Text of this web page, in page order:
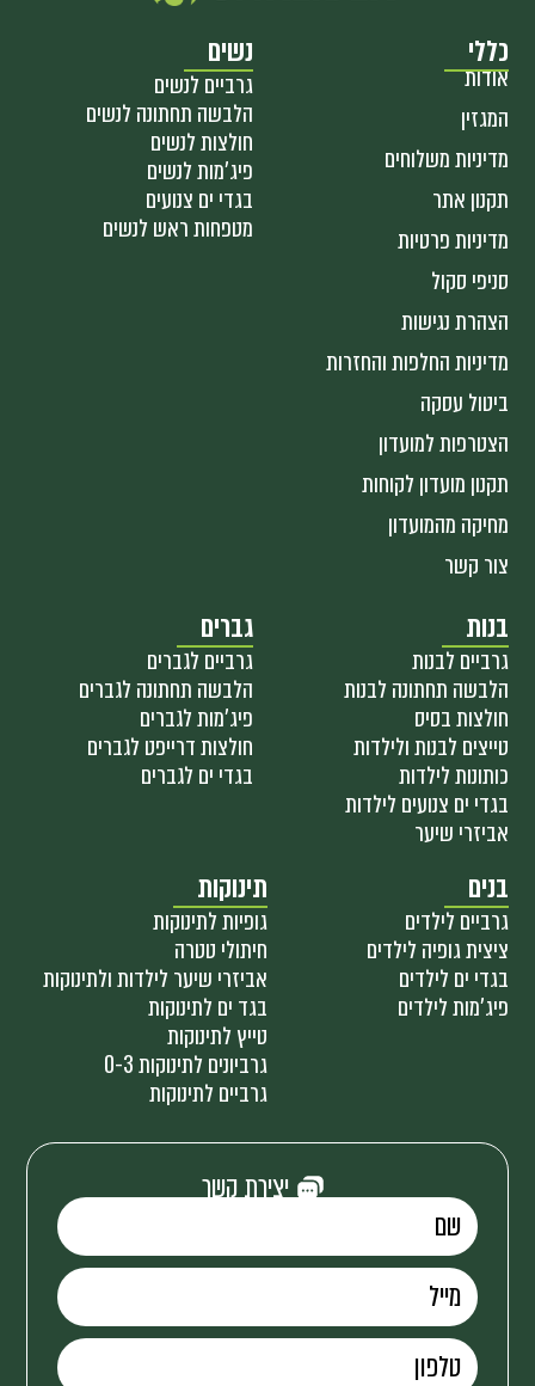
כללי
אודות
המגזין
מדיניות משלוחים
תקנון אתר
מדיניות פרטיות
סניפי סקול
הצהרת נגישות
מדיניות החלפות והחזרות
ביטול עסקה
הצטרפות למועדון
תקנון מועדון לקוחות
מחיקה מהמועדון
צור קשר
נשים
גרביים לנשים
הלבשה תחתונה לנשים
חולצות לנשים
פיג'מות לנשים
בגדי ים צנועים
מטפחות ראש לנשים
בנות
גרביים לבנות
הלבשה תחתונה לבנות
חולצות בסיס
טייצים לבנות ולילדות
כותונות לילדות
בגדי ים צנועים לילדות
אביזרי שיער
גברים
גרביים לגברים
הלבשה תחתונה לגברים
פיג'מות לגברים
חולצות דרייפט לגברים
בגדי ים לגברים
בנים
גרביים לילדים
ציצית גופיה לילדים
בגדי ים לילדים
פיג'מות לילדים
תינוקות
גופיות לתינוקות
חיתולי טטרה
אביזרי שיער לילדות ולתינוקות
בגד ים לתינוקות
טייץ לתינוקות
גרביונים לתינוקות 0-3
גרביים לתינוקות
יצירת קשר